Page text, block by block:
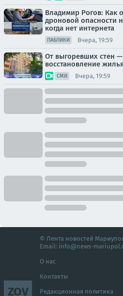
Владимир Рогов: Как
дроновой опасности
когда нет интернета
ПАБЛИКИ Вчера, 19:59
От выгоревших стен
восстановление
СМИ Вчера, 19:59
ZOV
© Лента новостей
Email: info@news-
О нас
Контакты
Редакционная политика